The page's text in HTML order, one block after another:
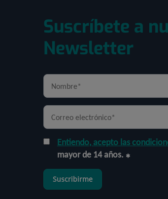
Suscríbete a
Newsletter
Entiendo, acepto las
mayor de 14 años.
Suscribirme